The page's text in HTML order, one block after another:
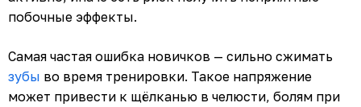
побочные эффекты.
Самая частая ошибка новичков — сильно сжимать
зубы во время тренировки. Такое напряжение
может привести к щёлканью в челюсти, болям при